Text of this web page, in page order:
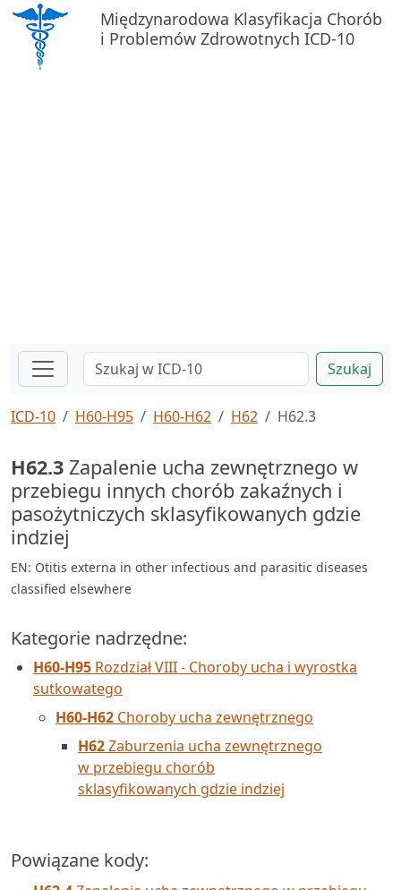
Międzynarodowa Klasyfikacja Chorób
i Problemów Zdrowotnych ICD-10
Szukaj
ICD-10 H60-H95 H60-H62 H62 H62.3
H62.3 Zapalenie ucha zewnętrznego w
przebiegu innych chorób zakaźnych i
pasożytniczych sklasyfikowanych gdzie
indziej
EN: Otitis externa in other infectious and parasitic diseases
classified elsewhere
Kategorie nadrzędne:
H60-H95 Rozdział VIII - Choroby ucha i wyrostka
sutkowatego
H60-H62 Choroby ucha zewnętrznego
H62Zaburzenia ucha zewnętrznego
w przebiegu chorób
sklasyfikowanych gdzie indziej
Powiązane kody: